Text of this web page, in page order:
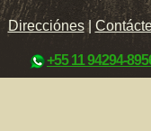
Direcciónes|
+55 11 94294-